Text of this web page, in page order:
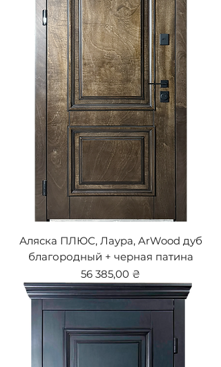
Аляска ПЛЮС, Лаура, ArWood дуб
благородный + черная патина
Цена
56 385,00 ₴